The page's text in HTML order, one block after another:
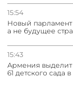
15:54
Новый парламент
а не будущее
15:43
Армения
61 детского сада